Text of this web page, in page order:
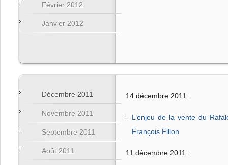
Février 2012
Janvier 2012
Décembre 2011
Novembre 2011
Septembre 2011
Août 2011
14 décembre 2011 :
L’enjeu de la vente du
François Fillon
11 décembre 2011 :